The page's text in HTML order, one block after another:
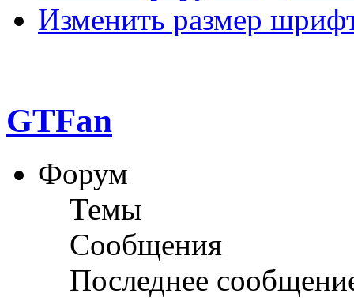
Изменить размер
GTFan
Форум
Темы
Сообщения
Последнее